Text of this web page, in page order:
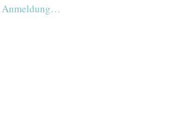
Anmeldung…